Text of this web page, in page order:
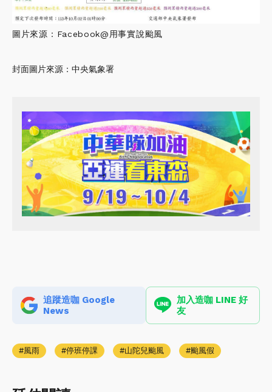
圖片來源：Facebook@用事實說颱風
封面圖片來源：中央氣象署
追蹤造咖 Google
News
加入造咖 LINE 好
友
風雨 停班停課 山陀兒颱風 颱風假